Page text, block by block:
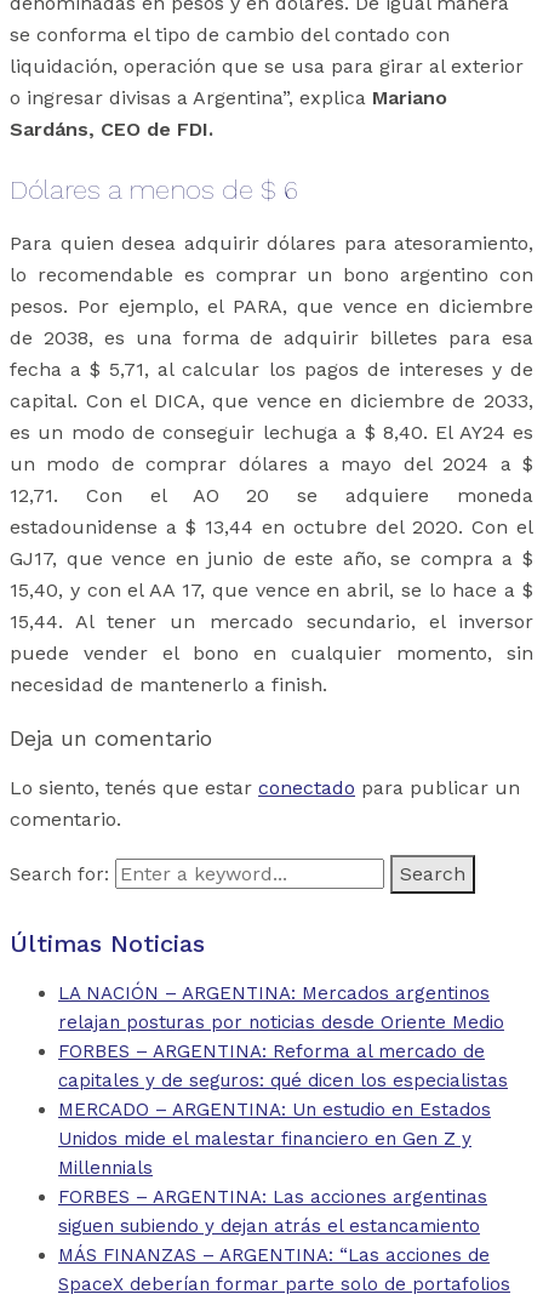
se conforma el tipo de cambio del contado con
liquidación, operación que se usa para girar al exterior
o ingresar divisas a Argentina”, explica Mariano
Sardáns, CEO de FDI.
Dólares a menos de $ 6
Para quien desea adquirir dólares para atesoramiento,
lo recomendable es comprar un bono argentino con
pesos. Por ejemplo, el PARA, que vence en diciembre
de 2038, es una forma de adquirir billetes para esa
fecha a $ 5,71, al calcular los pagos de intereses y de
capital. Con el DICA, que vence en diciembre de 2033,
es un modo de conseguir lechuga a $ 8,40. El AY24 es
un modo de comprar dólares a mayo del 2024 a $
12,71. Con el AO 20 se adquiere moneda
estadounidense a $ 13,44 en octubre del 2020. Con el
GJ17, que vence en junio de este año, se compra a $
15,40, y con el AA 17, que vence en abril, se lo hace a $
15,44. Al tener un mercado secundario, el inversor
puede vender el bono en cualquier momento, sin
necesidad de mantenerlo a finish.
Deja un comentario
Lo siento, tenés que estar conectado para publicar un
comentario.
Search for:
Últimas Noticias
LA NACIÓN – ARGENTINA: Mercados argentinos
relajan posturas por noticias desde Oriente Medio
FORBES – ARGENTINA: Reforma al mercado de
capitales y de seguros: qué dicen los especialistas
MERCADO – ARGENTINA: Un estudio en Estados
Unidos mide el malestar financiero en Gen Z y
Millennials
FORBES – ARGENTINA: Las acciones argentinas
siguen subiendo y dejan atrás el estancamiento
MÁS FINANZAS – ARGENTINA: “Las acciones de
SpaceX deberían formar parte solo de portafolios